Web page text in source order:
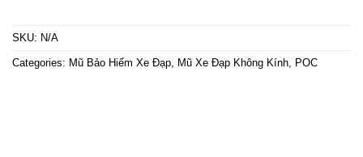
SKU: N/A
Categories: Mũ Bảo Hiểm Xe Đạp, Mũ Xe Đạp Không Kính, POC